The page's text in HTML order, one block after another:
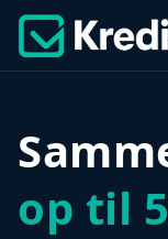
op til